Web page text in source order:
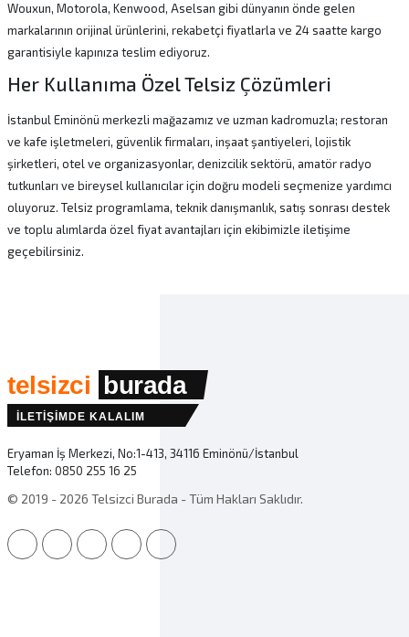
Wouxun, Motorola, Kenwood, Aselsan gibi dünyanın önde gelen
markalarının orijinal ürünlerini, rekabetçi fiyatlarla ve 24 saatte kargo
garantisiyle kapınıza teslim ediyoruz.
Her Kullanıma Özel Telsiz Çözümleri
İstanbul Eminönü merkezli mağazamız ve uzman kadromuzla; restoran
ve kafe işletmeleri, güvenlik firmaları, inşaat şantiyeleri, lojistik
şirketleri, otel ve organizasyonlar, denizcilik sektörü, amatör radyo
tutkunları ve bireysel kullanıcılar için doğru modeli seçmenize yardımcı
oluyoruz. Telsiz programlama, teknik danışmanlık, satış sonrası destek
ve toplu alımlarda özel fiyat avantajları için ekibimizle iletişime
geçebilirsiniz.
telsizci burada
İLETİŞİMDE KALALIM
Eryaman İş Merkezi, No:1-413, 34116 Eminönü/İstanbul
Telefon: 0850 255 16 25
© 2019 - 2026 Telsizci Burada - Tüm Hakları Saklıdır.